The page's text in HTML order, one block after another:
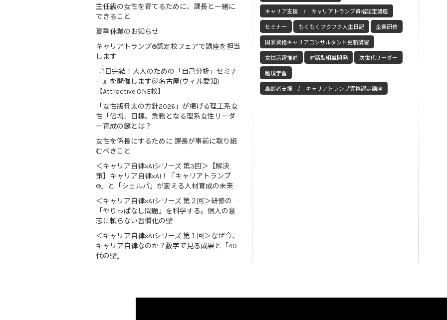
主任級の女性を育てるために、課長と一緒に
できること
夏季休業のお知らせ
キャリアトランプ®認定校フェアで講座を担当
します
『1日完結！大人のための「自己分析」セミナ
ー』を開催します＠名古屋(ウィル愛知)
【Attractive ONE校】
「女性版骨太の方針2026」が掲げる理工系女
性「倍増」目標。急務となる理系女性リーダ
ー育成の鍵とは？
女性を係長にするために 課長が事前に取り組
むべきこと
＜キャリア自律×AIシリーズ 第3回＞【解決
策】キャリア自律×AI！「キャリアトランプ
®」と「シェルパ」が変える人材育成の未来
＜キャリア自律×AIシリーズ 第２回＞研修の
「やりっぱなし問題」を科学する。個人の意
志に頼らない習慣化の壁
＜キャリア自律×AIシリーズ 第１回＞なぜ今、
キャリア自律なのか？数字で見る成果と「40
代の壁」
キャリア支援 / キャリアトランプ資格認定講座
セミナー もくもくワクワク人生日記 企業研修
国家資格キャリアコンサルタント更新講習
女性活躍推進 対話型組織開発 次世代リーダー
越境学習
高齢者支援 / キャリアトランプ資格認定講座